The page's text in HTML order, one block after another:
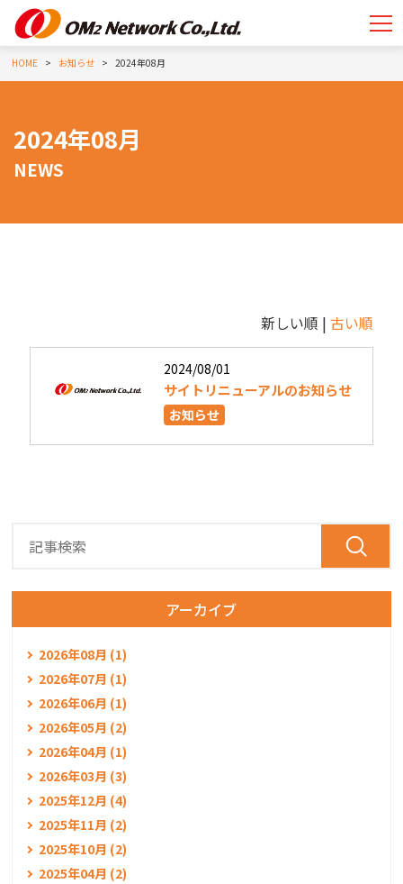
HOME お知らせ 2024年08月
2024年08月
NEWS
新しい順 | 古い順
2024/08/01
サイトリニューアルのお知らせ
お知らせ
アーカイブ
2026年08月 (1)
2026年07月 (1)
2026年06月 (1)
2026年05月 (2)
2026年04月 (1)
2026年03月 (3)
2025年12月 (4)
2025年11月 (2)
2025年10月 (2)
2025年04月 (2)